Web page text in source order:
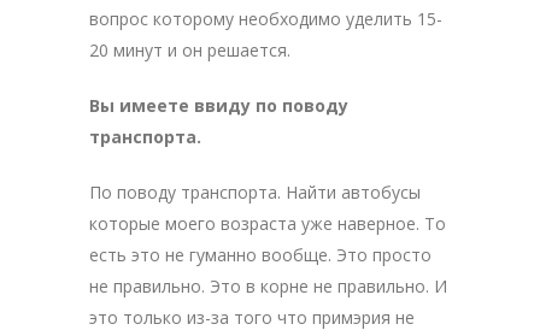
вопрос которому необходимо уделить 15-
20 минут и он решается.
Вы имеете ввиду по поводу
транспорта.
По поводу транспорта. Найти автобусы
которые моего возраста уже наверное. То
есть это не гуманно вообще. Это просто
не правильно. Это в корне не правильно. И
это только из-за того что примэрия не